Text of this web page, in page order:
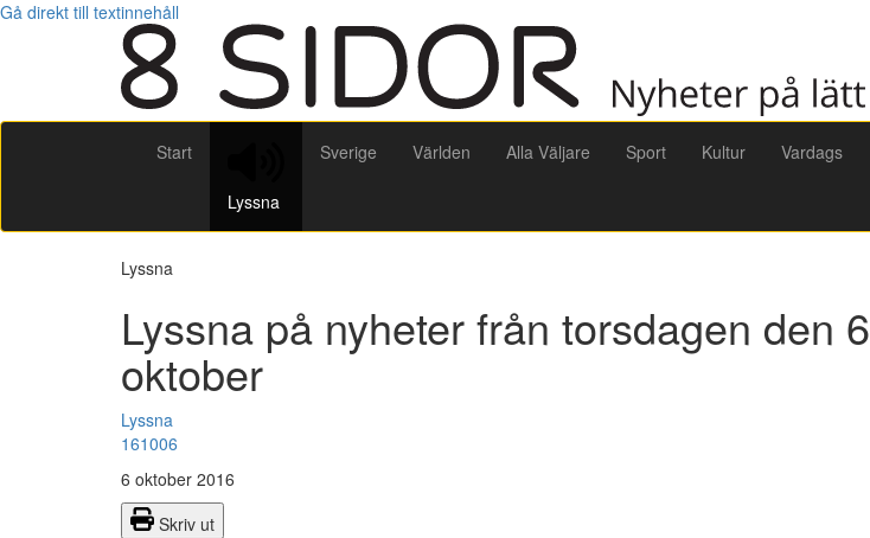
Gå direkt till textinnehåll
Start
Lyssna
Sverige Världen Alla Väljare Sport Kultur Vardags
Lyssna
Lyssna på nyheter från torsdagen den 6
oktober
Lyssna
161006
6 oktober 2016
Skriv ut